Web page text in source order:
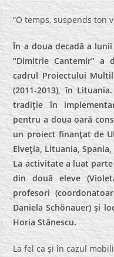
“Ō temps, suspends ton
În a doua decadă a
“Dimitrie Cantemir”
cadrul Proiectului
(2011-2013), în
tradiţie în
pentru a doua oară
un proiect finanţat de
Elveţia, Lituania, Spania,
La activitate a luat
din două eleve
profesori
Daniela Schönauer) şi
Horia Stănescu.
La fel ca şi în cazul